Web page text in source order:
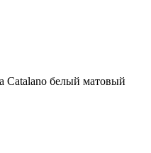
Catalano белый матовый